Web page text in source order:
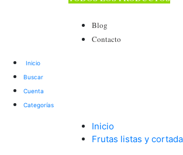
Blog
Contacto
Buscar
Cuenta
Categorías
Inicio
Frutas listas y